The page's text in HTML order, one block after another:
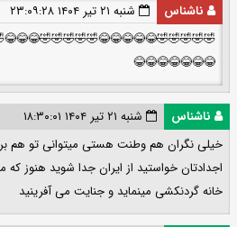
ناشناس
شنبه ۲۱ تیر ۱۴۰۴ ۲۳:۰۹:۲۸
😂😂😂😂😂😂😂
ناشناس
شنبه ۲۱ تیر ۱۴۰۴ ۱۸:۳۰:۰۱
خیلی نگران هم وطنت هستی میتوانی تو هم
اجدادتان خواستید از ایران جدا شوید هنوز
خانه گردنکشی مینماید و جنایت می آفرینید